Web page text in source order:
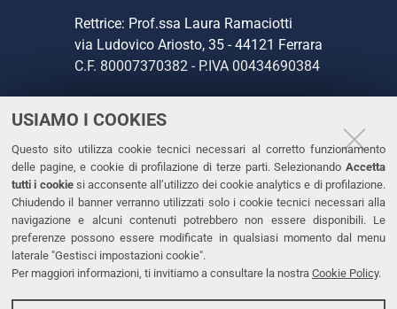
USIAMO I COOKIES
Questo sito utilizza cookie tecnici necessari al corretto funzionamento
delle pagine, e cookie di profilazione di terze parti. Selezionando Accetta
tutti i cookiesi acconsente all’utilizzo dei cookie analytics e di profilazione.
Chiudendo il banner verranno utilizzati solo i cookie tecnici necessari alla
navigazione e alcuni contenuti potrebbero non essere disponibili. Le
preferenze possono essere modificate in qualsiasi momento dal menu
laterale "Gestisci impostazioni cookie".
Per maggiori informazioni, ti invitiamo a consultare la nostra Cookie Policy.
Rettrice: Prof.ssa Laura Ramaciotti
via Ludovico Ariosto, 35 - 44121 Ferrara
C.F. 80007370382 - P.IVA 00434690384
CONTATTI
Tel. +39 0532 293111
Fax. +39 0532 293031
PEC
LINKS